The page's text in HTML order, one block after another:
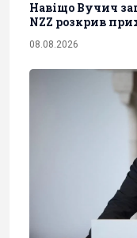
Навіщо Вучич
NZZ розкрив
08.08.2026